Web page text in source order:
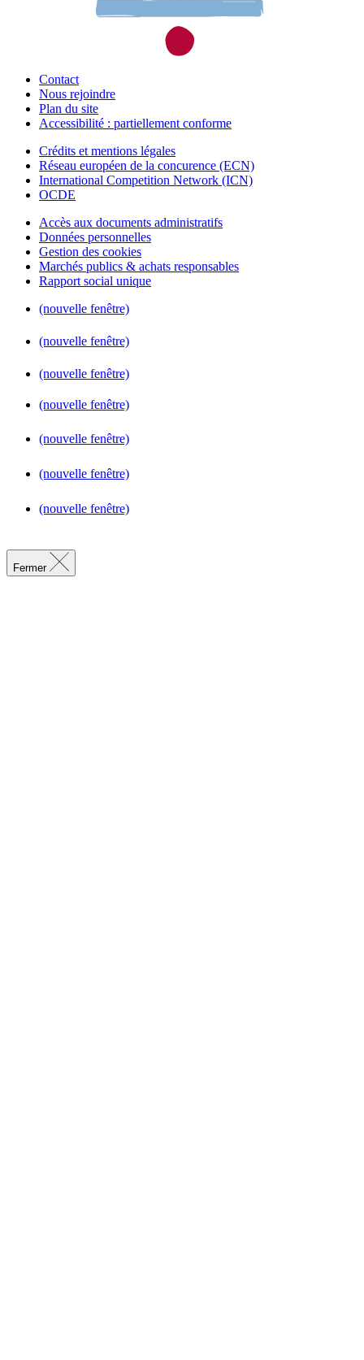
Contact
Nous rejoindre
Plan du site
Accessibilité : partiellement conforme
Crédits et mentions légales
Réseau européen de la concurence (ECN)
International Competition Network (ICN)
OCDE
Accès aux documents administratifs
Données personnelles
Gestion des cookies
Marchés publics & achats responsables
Rapport social unique
(nouvelle fenêtre)
(nouvelle fenêtre)
(nouvelle fenêtre)
(nouvelle fenêtre)
(nouvelle fenêtre)
(nouvelle fenêtre)
(nouvelle fenêtre)
Fermer